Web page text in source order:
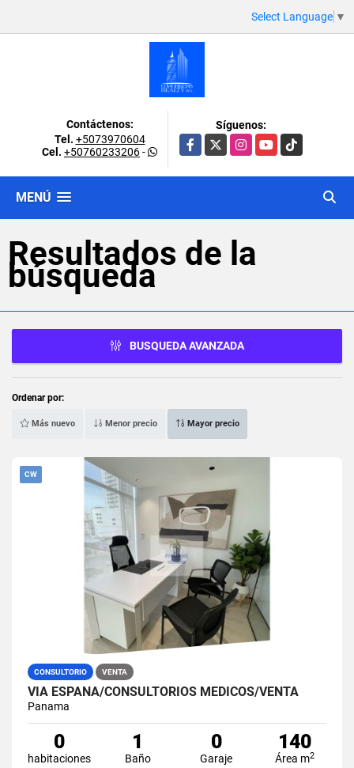
Select Language ▼
Contáctenos:
Tel. +5073970604
Cel. +50760233206-
Síguenos:
Facebook
X InstagramYouTubeTikTok
MENÚ
Resultados de la
búsqueda
BUSQUEDA AVANZADA
Ordenar por:
Más nuevo Menor precio Mayor precio
CW
CONSULTORIO VENTA
VIA ESPAÑA/CONSULTORIOS MEDICOS/VENTA
Panama
0
habitaciones
1
Baño
0
Garaje
140
Área m2